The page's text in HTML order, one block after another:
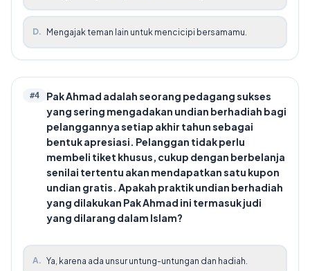
D. Mengajak teman lain untuk mencicipi bersamamu.
#4
Pak Ahmad adalah seorang pedagang sukses
yang sering mengadakan undian berhadiah bagi
pelanggannya setiap akhir tahun sebagai
bentuk apresiasi. Pelanggan tidak perlu
membeli tiket khusus, cukup dengan berbelanja
senilai tertentu akan mendapatkan satu kupon
undian gratis. Apakah praktik undian berhadiah
yang dilakukan Pak Ahmad ini termasuk judi
yang dilarang dalam Islam?
A. Ya, karena ada unsur untung-untungan dan hadiah.